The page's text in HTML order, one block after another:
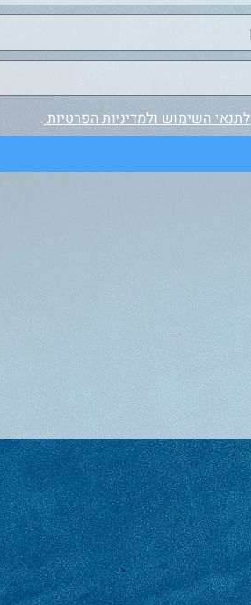
לתנאי השימוש ולמדיניות הפרטיות .